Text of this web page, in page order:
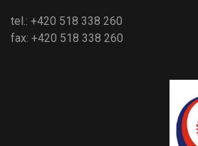
tel.: +420 518 338 260
fax: +420 518 338 260